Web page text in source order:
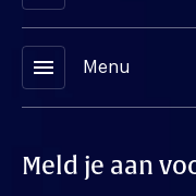
menu Menu
Meld je aan